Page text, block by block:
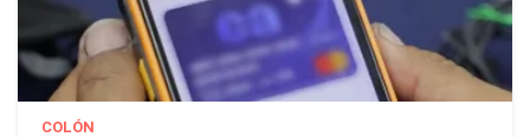
COLÓN